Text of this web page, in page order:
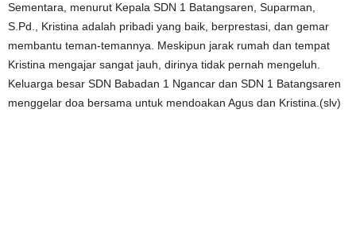
Sementara, menurut Kepala SDN 1 Batangsaren, Suparman,
S.Pd., Kristina adalah pribadi yang baik, berprestasi, dan gemar
membantu teman-temannya. Meskipun jarak rumah dan tempat
Kristina mengajar sangat jauh, dirinya tidak pernah mengeluh.
Keluarga besar SDN Babadan 1 Ngancar dan SDN 1 Batangsaren
menggelar doa bersama untuk mendoakan Agus dan Kristina.(slv)